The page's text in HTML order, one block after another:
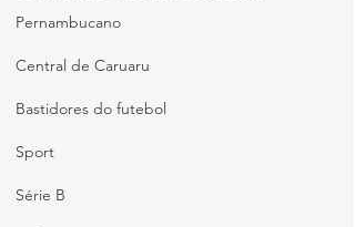
Pernambucano
Central de Caruaru
Bastidores do futebol
Sport
Série B